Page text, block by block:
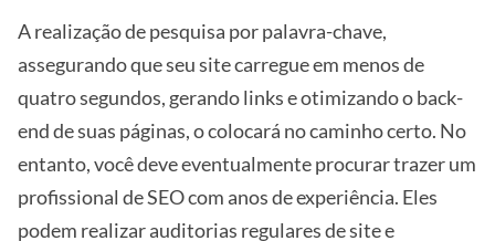
A realização de pesquisa por palavra-chave,
assegurando que seu site carregue em menos de
quatro segundos, gerando links e otimizando o back-
end de suas páginas, o colocará no caminho certo. No
entanto, você deve eventualmente procurar trazer um
profissional de SEO com anos de experiência. Eles
podem realizar auditorias regulares de site e